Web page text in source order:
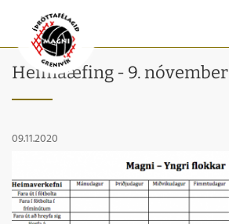
Heimaæfing - 9. nóvember
09.11.2020